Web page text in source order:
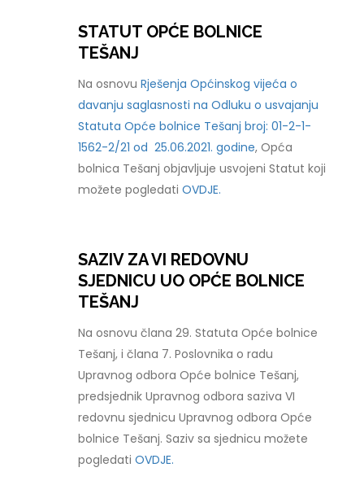
STATUT OPĆE BOLNICE
TEŠANJ
Na osnovuRješenja Općinskog vijeća o
davanju saglasnosti na Odluku o usvajanju
Statuta Opće bolnice Tešanj broj: 01-2-1-
1562-2/21 od 25.06.2021. godine, Opća
bolnica Tešanj objavljuje usvojeni Statut koji
možete pogledatiOVDJE.
SAZIV ZA VI REDOVNU
SJEDNICU UO OPĆE BOLNICE
TEŠANJ
Na osnovu člana 29. Statuta Opće bolnice
Tešanj, i člana 7. Poslovnika o radu
Upravnog odbora Opće bolnice Tešanj,
predsjednik Upravnog odbora saziva VI
redovnu sjednicu Upravnog odbora Opće
bolnice Tešanj. Saziv sa sjednicu možete
pogledatiOVDJE.